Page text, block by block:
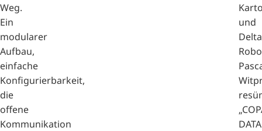
Weg.
Ein
modularer
Aufbau,
einfache
Konfigurierbarkeit,
die
offene
Kommunikation
und
Delta
DATA